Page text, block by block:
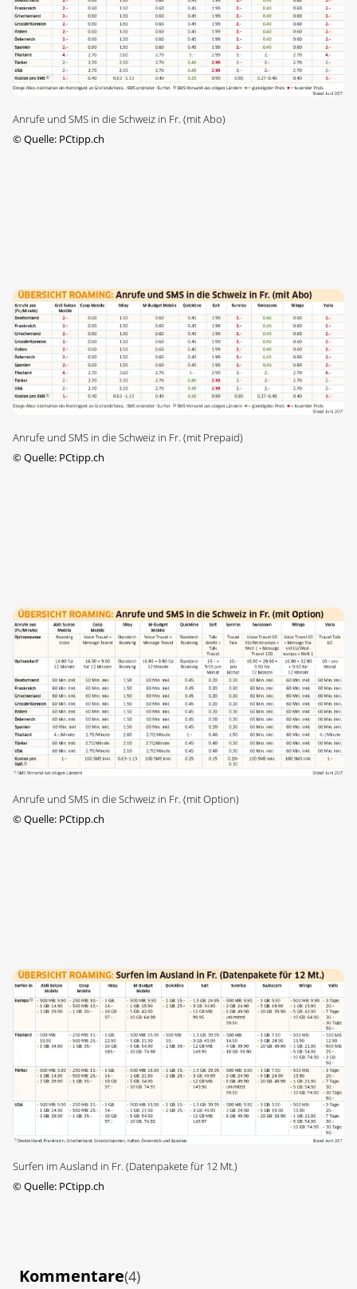
Anrufe und SMS in die Schweiz in Fr. (mit Abo)
©Quelle: PCtipp.ch
Anrufe und SMS in die Schweiz in Fr. (mit Prepaid)
©Quelle: PCtipp.ch
Anrufe und SMS in die Schweiz in Fr. (mit Option)
©Quelle: PCtipp.ch
Surfen im Ausland in Fr. (Datenpakete für 12 Mt.)
©Quelle: PCtipp.ch
Kommentare(4)